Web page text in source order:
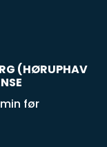
(HØRUPHAV
før